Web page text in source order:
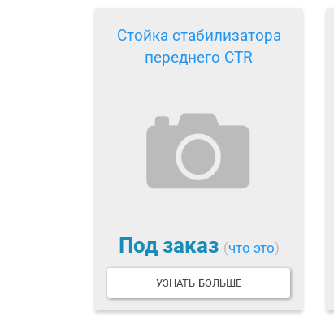
Стойка стабилизатора
переднего CTR
Под заказ (что это)
УЗНАТЬ БОЛЬШЕ